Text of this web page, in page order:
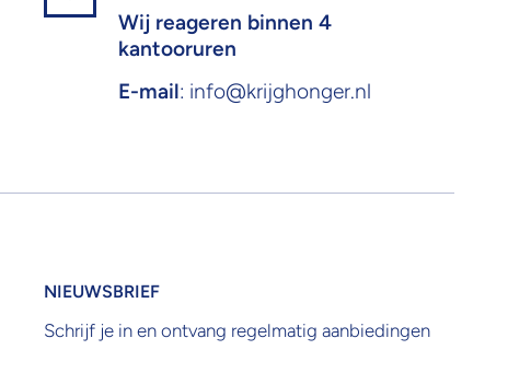
Wij reageren binnen 4
kantooruren
E-mail: info@krijghonger.nl
NIEUWSBRIEF
Schrijf je in en ontvang regelmatig aanbiedingen